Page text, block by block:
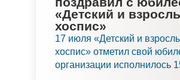
«Детский и
хоспис»
17 июля «Детский и
хоспис» отметил свой
организации исполнилось